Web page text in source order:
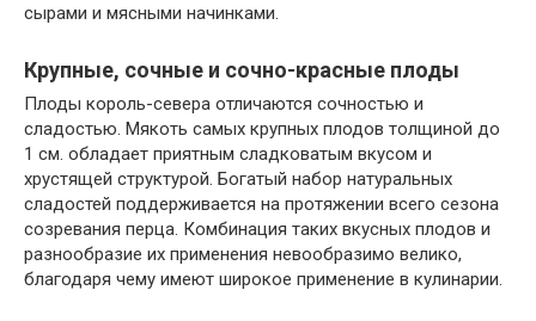
сырами и мясными начинками.
Крупные, сочные и сочно-красные плоды
Плоды король-севера отличаются сочностью и
сладостью. Мякоть самых крупных плодов толщиной до
1 см. обладает приятным сладковатым вкусом и
хрустящей структурой. Богатый набор натуральных
сладостей поддерживается на протяжении всего сезона
созревания перца. Комбинация таких вкусных плодов и
разнообразие их применения невообразимо велико,
благодаря чему имеют широкое применение в кулинарии.